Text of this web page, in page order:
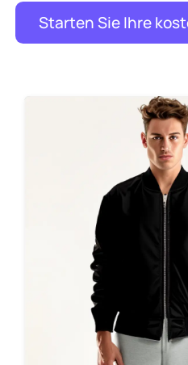
Starten Sie Ihre